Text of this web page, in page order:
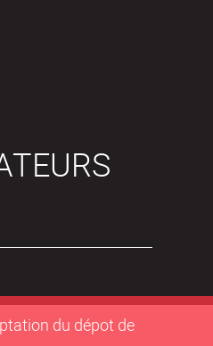
du dépot de